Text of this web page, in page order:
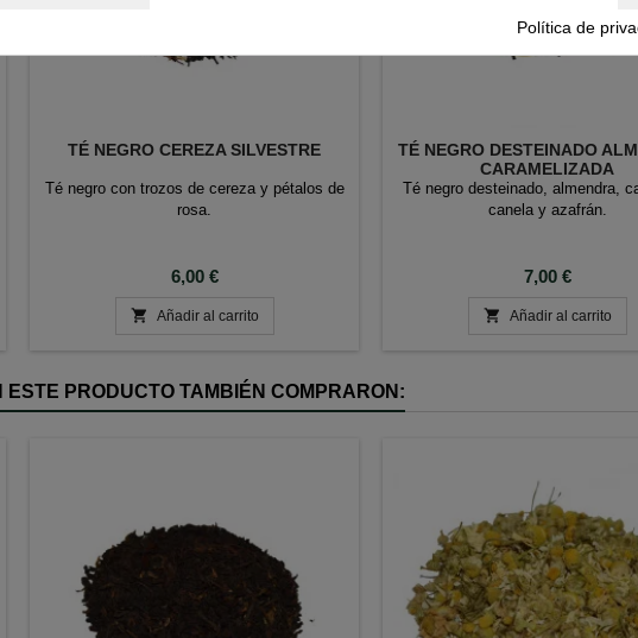
TÉ NEGRO CEREZA SILVESTRE
Té negro con trozos de cereza y pétalos de
rosa.
Precio
6,00 €
 Añadir al carrito
TÉ NEGRO DESTEINADO
CARAMELIZADA
Té negro desteinado, almendra,
canela y azafrán.
Precio
7,00 €
 Añadir al carrito
PRODUCTO TAMBIÉN COMPRARON:
Política de